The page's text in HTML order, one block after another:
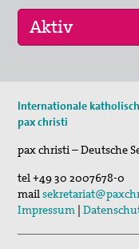
Fahrradpilgertour
St. Peter-
03. Sep 2026
Mahnwache
Internationale
pax christi
pax christi – Deutsche
tel+49 30 2007678-0
mail
Impressum |